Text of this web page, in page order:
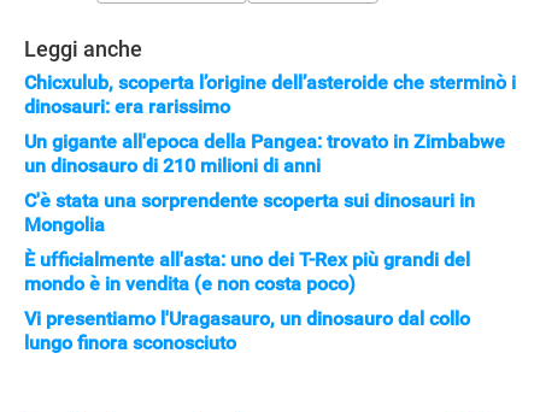
Leggi anche
Chicxulub, scoperta l’origine dell’asteroide che sterminò i
dinosauri: era rarissimo
Un gigante all'epoca della Pangea: trovato in Zimbabwe
un dinosauro di 210 milioni di anni
C'è stata una sorprendente scoperta sui dinosauri in
Mongolia
È ufficialmente all'asta: uno dei T-Rex più grandi del
mondo è in vendita (e non costa poco)
Vi presentiamo l'Uragasauro, un dinosauro dal collo
lungo finora sconosciuto